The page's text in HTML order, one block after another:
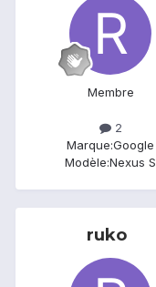
Membre
2
Marque:Google
Modèle:Nexus S
ruko